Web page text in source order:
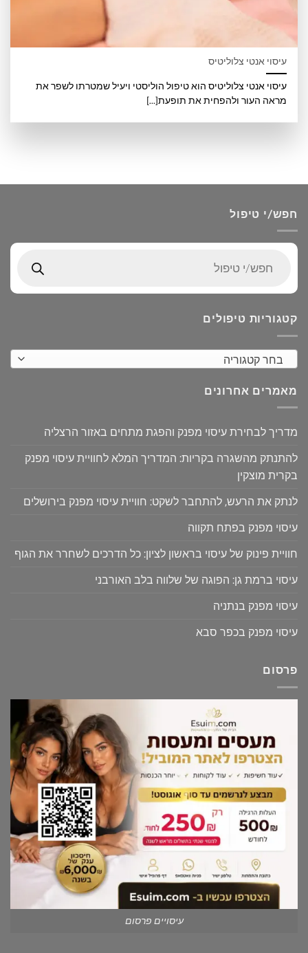
עיסוי אנטי צלוליטיס
עיסוי אנטי צלוליטיס הוא טיפול הוליסטי ויעיל שמטרתו לשפר את
מראה העור ולהפחית את תופעת[...]
חפש/י טיפול
search
קטגוריות טיפולים
בחר קטגוריה
מאמרים אחרונים
מדריך לבחירת עיסוי מפנק והפגת מתחים באזור הרצליה
להתנתק מהשגרה בקריות: המדריך המלא לחוויית עיסוי מפנק
בקרית מוצקין
לנתק את הרעש, להתחבר לשקט: חוויית עיסוי מפנק בירושלים
עיסוי מפנק בפתח תקווה
חוויית פינוק של עיסוי בראשון לציון: כל הדרכים לשחרר את הגוף
עיסוי ברמת גן: הפוגה של שלווה בלב האורבני
עיסוי מפנק בנתניה
עיסוי מפנק בכפר סבא
פרסום
עיסויים פרסום